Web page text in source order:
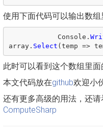
使用下面代码可以输出数组
Console .
array. Select (temp =>
此时可以看到这个数组里
本文代码放在github欢迎小
还有更多高级的用法，还请
ComputeSharp